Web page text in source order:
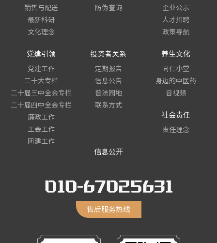
销售与配送
最新科研
文化理念
防伪查询
企业公示
人才招聘
政策导航
党建引领
党建工作
二十大专栏
二十届三中全会专栏
二十届四中全会专栏
廉政工作
工会工作
团建工作
投资者关系
定期报告
信息公告
普法园地
联系方式
养生文化
同仁小堂
身边的中医药
音视频
社会责任
责任理念
信息公开
售后服务热线